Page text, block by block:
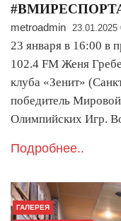
#ВМИРЕСПОРТА
metroadmin 23.01.2025
23 января в 16:00 в
102.4 FM Женя
клуба «Зенит»
победитель
Олимпийских Игр.
Подробнее..
ГАЛЕРЕЯ